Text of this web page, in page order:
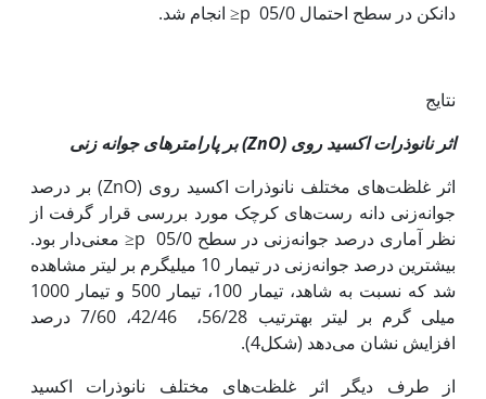
دانکن در سطح احتمال 05/0 p≤ انجام شد.
نتایج
اثر نانوذرات اکسید روی (ZnO) بر پارامترهای جوانه زنی
اثر غلظت‌های مختلف نانوذرات اکسید روی (ZnO) بر درصد
جوانه‌زنی دانه رست‌های کرچک مورد بررسی قرار گرفت از
نظر آماری درصد جوانه‌زنی در سطح 05/0 p≤ معنی‌دار بود.
بیشترین درصد جوانه‌زنی در تیمار 10 میلی‫گرم بر لیتر مشاهده
شد که نسبت به شاهد، تیمار 100، تیمار 500 و تیمار 1000
میلی گرم بر لیتر به‫ترتیب 56/28، 42/46، 7/60 درصد
افزایش نشان می‌دهد (شکل4).
از طرف دیگر اثر غلظت‌های مختلف نانوذرات اکسید